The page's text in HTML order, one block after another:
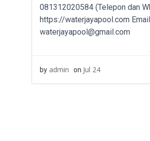
081312020584 (Telepon dan
https://waterjayapool.com
waterjayapool@gmail.com
by admin on Jul 24